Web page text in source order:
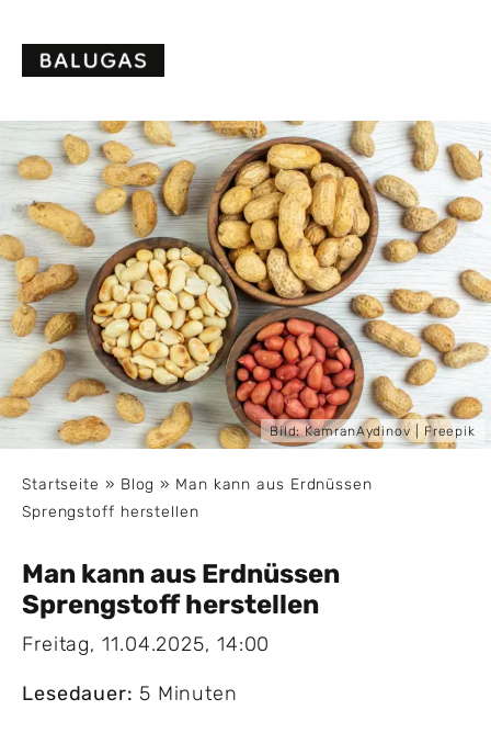
content
Bild:KamranAydinov | Freepik
Startseite » Blog » Man kann aus Erdnüssen
Sprengstoff herstellen
Man kann aus Erdnüssen
Sprengstoff herstellen
Freitag, 11.04.2025, 14:00
Lesedauer: 5 Minuten